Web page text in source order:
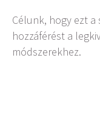
Célunk, hogy ezt
hozzáférést a
módszerekhez.